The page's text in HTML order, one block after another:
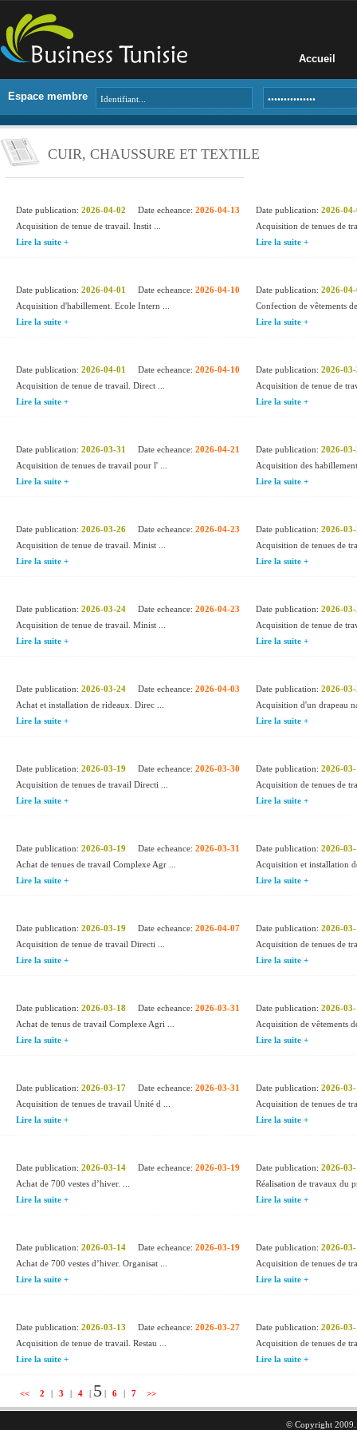
Accueil
Espace membre
CUIR, CHAUSSURE ET TEXTILE
Date publication: 2026-04-02 Date echeance: 2026-04-13
Acquisition de tenue de travail. Instit ...
Lire la suite +
Date publication: 2026-
Acquisition de tenues de
Lire la suite +
Date publication: 2026-04-01 Date echeance: 2026-04-10
Acquisition d'habillement. Ecole Intern ...
Lire la suite +
Date publication: 2026-
Confection de vêtements
Lire la suite +
Date publication: 2026-04-01 Date echeance: 2026-04-10
Acquisition de tenue de travail. Direct ...
Lire la suite +
Date publication: 2026-
Acquisition de tenue de
Lire la suite +
Date publication: 2026-03-31 Date echeance: 2026-04-21
Acquisition de tenues de travail pour l' ...
Lire la suite +
Date publication: 2026-
Acquisition des
Lire la suite +
Date publication: 2026-03-26 Date echeance: 2026-04-23
Acquisition de tenue de travail. Minist ...
Lire la suite +
Date publication: 2026-
Acquisition de tenues de
Lire la suite +
Date publication: 2026-03-24 Date echeance: 2026-04-23
Acquisition de tenue de travail. Minist ...
Lire la suite +
Date publication: 2026-
Acquisition de tenue de
Lire la suite +
Date publication: 2026-03-24 Date echeance: 2026-04-03
Achat et installation de rideaux. Direc ...
Lire la suite +
Date publication: 2026-
Acquisition d'un drapeau
Lire la suite +
Date publication: 2026-03-19 Date echeance: 2026-03-30
Acquisition de tenues de travail Directi ...
Lire la suite +
Date publication: 2026-
Acquisition de tenues de
Lire la suite +
Date publication: 2026-03-19 Date echeance: 2026-03-31
Achat de tenues de travail Complexe Agr ...
Lire la suite +
Date publication: 2026-
Acquisition et installation
Lire la suite +
Date publication: 2026-03-19 Date echeance: 2026-04-07
Acquisition de tenue de travail Directi ...
Lire la suite +
Date publication: 2026-
Acquisition de tenues de
Lire la suite +
Date publication: 2026-03-18 Date echeance: 2026-03-31
Achat de tenus de travail Complexe Agri ...
Lire la suite +
Date publication: 2026-
Acquisition de vêtements
Lire la suite +
Date publication: 2026-03-17 Date echeance: 2026-03-31
Acquisition de tenues de travail Unité d ...
Lire la suite +
Date publication: 2026-
Acquisition de tenues de
Lire la suite +
Date publication: 2026-03-14 Date echeance: 2026-03-19
Achat de 700 vestes d’hiver. ...
Lire la suite +
Date publication: 2026-
Réalisation de travaux du
Lire la suite +
Date publication: 2026-03-14 Date echeance: 2026-03-19
Achat de 700 vestes d’hiver. Organisat ...
Lire la suite +
Date publication: 2026-
Acquisition de tenues de
Lire la suite +
Date publication: 2026-03-13 Date echeance: 2026-03-27
Acquisition de tenue de travail. Restau ...
Lire la suite +
Date publication: 2026-
Acquisition de tenues de
Lire la suite +
<< 2 | 3 | 4 | 5 | 6 | 7 >>
© Copyright 2009.